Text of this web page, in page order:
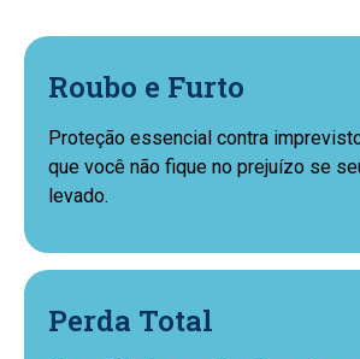
Roubo e Furto
Proteção essencial contra
que você não fique no prejuízo se
levado.
Perda Total